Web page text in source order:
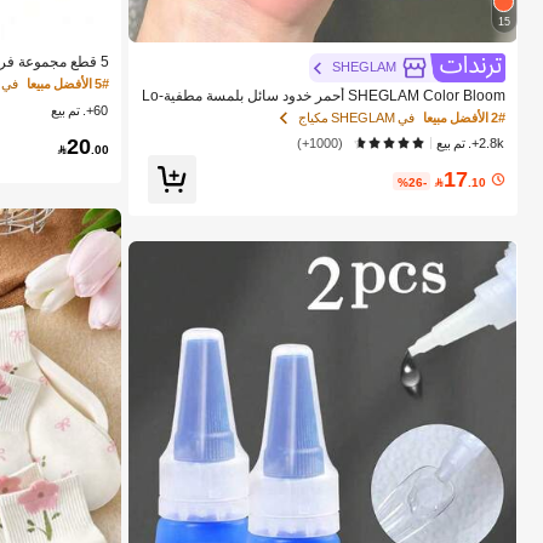
15
SHEGLAM
SHEGLAM Color Bloom أحمر خدود سائل بلمسة مطفية-Lo
ve Cake حمره بلشر ماركة تجميل ومكياج للنساء والفتيات
2# الأفضل مبيعا
في SHEGLAM مكياج
2.8k+. تم بيع
(1000+)
17 .10
%26-
زجاجة رذاذ
كرتونية
مناسبة لتصفيف
5# الأفضل مبيعا
في
60+. تم بيع
20.00